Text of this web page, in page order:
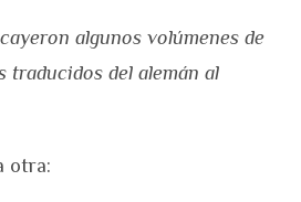
algunos volúmenes de
traducidos del alemán al
otra: